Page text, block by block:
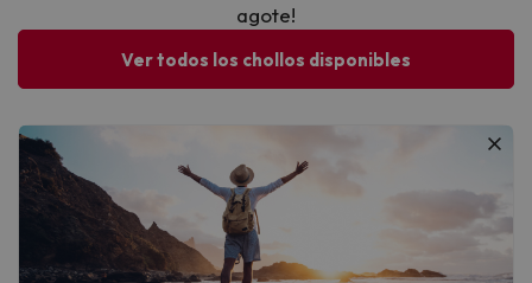
agote!
Ver todos los chollos disponibles